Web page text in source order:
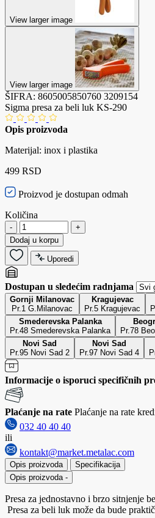
View larger image
View larger image
ŠIFRA: 8605005850760 3209154
Sigma presa za beli luk KS-290
Opis proizvoda
Materijal: inox i plastika
499 RSD
Proizvod je dostupan odmah
Količina
-
+
Dodaj u korpu
Uporedi
Dostupan u sledećim radnjama
Gornji Milanovac
Pr.1 G.Milanovac
Kragujevac
Pr.5 Kragujevac
Smederevska Palanka
Pr.48 Smederevska Palanka
Pr.78
Novi Sad
Pr.95 Novi Sad 2
Novi Sad
Pr.97 Novi Sad 4
Informacije o isporuci specifičnih
Plaćanje na rate Plaćanje na rate
032 40 40 40
ili
kontakt@market.metalac.com
Opis proizvoda
Specifikacija
Opis proizvoda -
Presa za jednostavno i brzo sitnjenje
Presa za beli luk može da bude